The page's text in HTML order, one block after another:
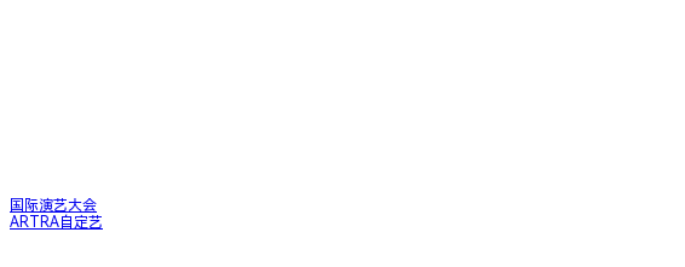
国际演艺大会
ARTRA自定艺